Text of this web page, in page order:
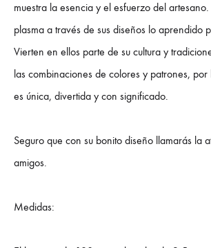
muestra la esencia y el esfuerzo del
plasma a través de sus diseños lo aprendido
Vierten en ellos parte de su cultura y
las combinaciones de colores y patrones,
es única, divertida y con significado.
Seguro que con su bonito diseño llamarás la
amigos.
Medidas: